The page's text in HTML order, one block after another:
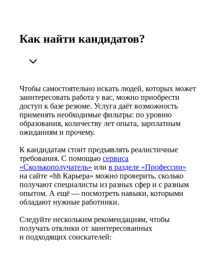
Как найти кандидатов?
Чтобы самостоятельно искать людей, которых может
заинтересовать работа у вас, можно приобрести
доступ к базе резюме. Услуга даёт возможность
применять необходимые фильтры: по уровню
образования, количеству лет опыта, зарплатным
ожиданиям и прочему.
К кандидатам стоит предъявлять реалистичные
требования. С помощью сервиса
«Сколькополучатель» или в разделе «Профессии»
на сайте «hh Карьера» можно проверить, сколько
получают специалисты из разных сфер и с разным
опытом. А ещё — посмотреть навыки, которыми
обладают нужные работники.
Следуйте нескольким рекомендациям, чтобы
получать отклики от заинтересованных
и подходящих соискателей: